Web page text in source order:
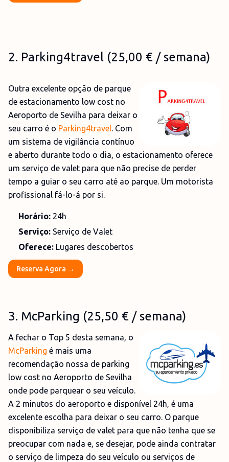
2. Parking4travel (25,00 € / semana)
Outra excelente opção de parque
de estacionamento low cost no
Aeroporto de Sevilha para deixar o
seu carro é o Parking4travel. Com
um sistema de vigilância contínuo
e aberto durante todo o dia, o estacionamento oferece
um serviço de valet para que não precise de perder
tempo a guiar o seu carro até ao parque. Um motorista
profissional fá-lo-á por si.
Horário: 24h
Serviço: Serviço de Valet
Oferece: Lugares descobertos
Reserva Agora →
3. McParking (25,50 € / semana)
A fechar o Top 5 desta semana, o
McParking é mais uma
recomendação nossa de parking
low cost no Aeroporto de Sevilha
onde pode parquear o seu veículo.
A 2 minutos do aeroporto e disponível 24h, é uma
excelente escolha para deixar o seu carro. O parque
disponibiliza serviço de valet para que não tenha que se
preocupar com nada e, se desejar, pode ainda contratar
o serviço de limpeza do seu veículo ou serviços de